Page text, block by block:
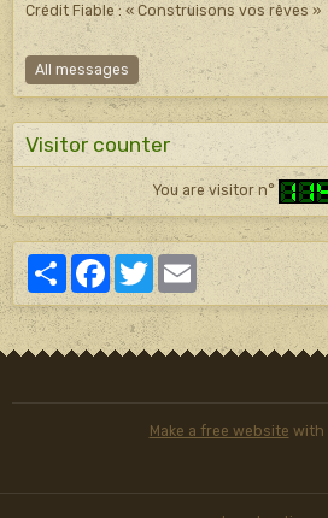
Crédit Fiable : « Construisons vos rêves »
All messages
Visitor counter
You are visitor n°
PartagerFacebookTwitterEmail
Make a free website with